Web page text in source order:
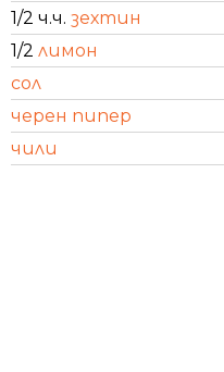
1/2 ч.ч. зехтин
1/2 лимон
сол
черен пипер
чили